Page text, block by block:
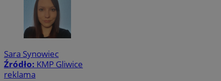
Sara Synowiec
Źródło: KMP Gliwice
reklama